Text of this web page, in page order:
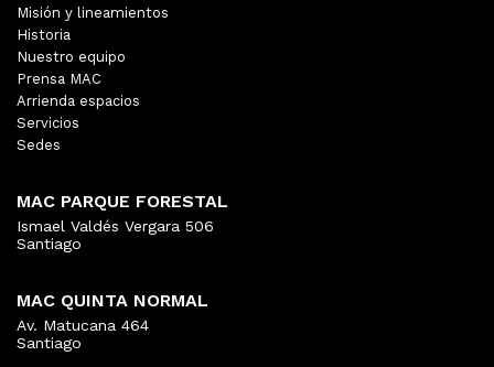
Misión y lineamientos
Historia
Nuestro equipo
Prensa MAC
Arrienda espacios
Servicios
Sedes
MAC PARQUE FORESTAL
Ismael Valdés Vergara 506
Santiago
MAC QUINTA NORMAL
Av. Matucana 464
Santiago